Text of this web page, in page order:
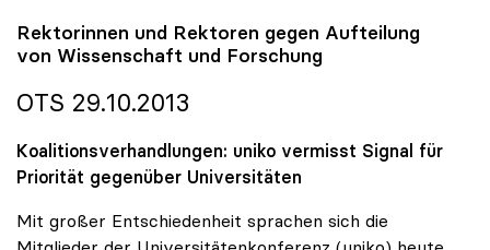
Rektorinnen und Rektoren gegen Aufteilung
von Wissenschaft und Forschung
OTS 29.10.2013
Koalitionsverhandlungen: uniko vermisst Signal für
Priorität gegenüber Universitäten
Mit großer Entschiedenheit sprachen sich die